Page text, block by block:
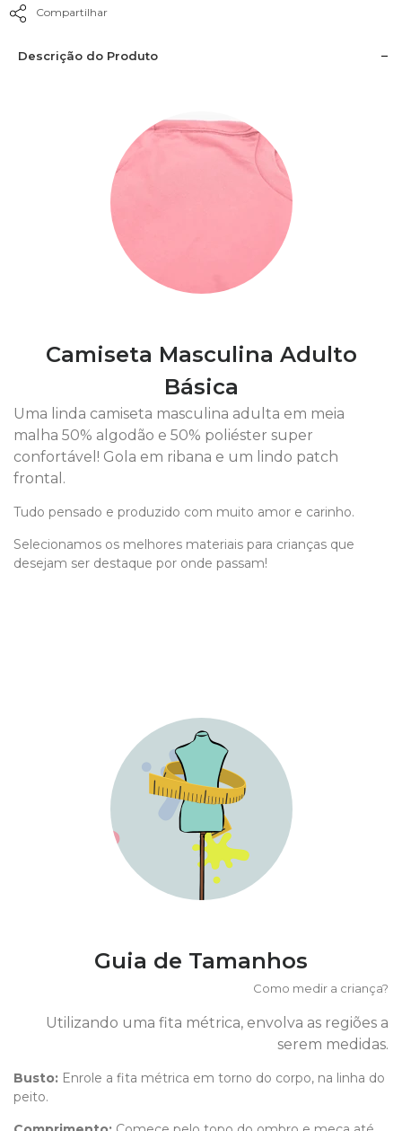
Compartilhar
Descrição do Produto
Camiseta Masculina Adulto
Básica
Uma linda camiseta masculina adulta em meia
malha 50% algodão e 50% poliéster super
confortável! Gola em ribana e um lindo patch
frontal.
Tudo pensado e produzido com muito amor e carinho.
Selecionamos os melhores materiais para crianças que
desejam ser destaque por onde passam!
Guia de Tamanhos
Como medir a criança?
Utilizando uma fita métrica, envolva as regiões a
serem medidas.
Busto: Enrole a fita métrica em torno do corpo, na linha do
peito.